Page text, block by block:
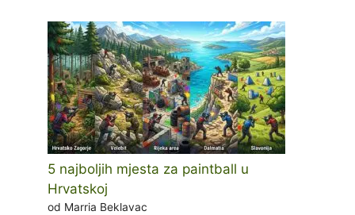
5 najboljih mjesta za paintball u
Hrvatskoj
od Marria Beklavac